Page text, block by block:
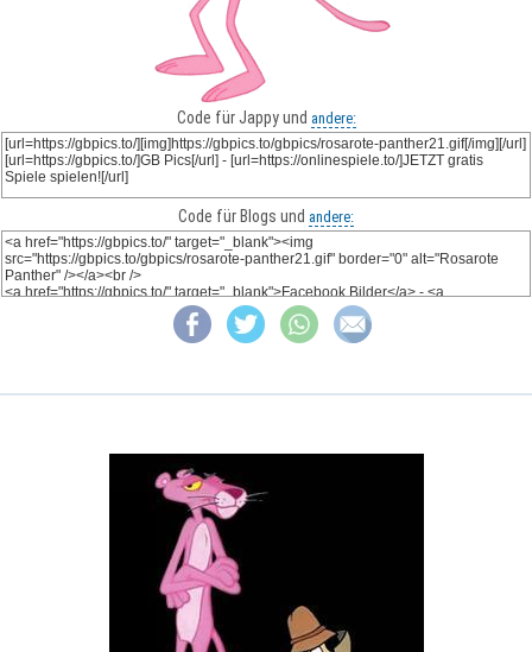
Code für Jappy und andere:
Code für Blogs und andere: